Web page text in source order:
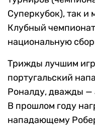
Суперкубок), так
Клубный
национальную
Трижды лучшим
португальский
Роналду, дважды —
В прошлом году
нападающему